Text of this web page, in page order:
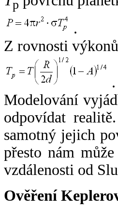
p
.
Z rovnosti
.
Modelování
odpovídat
samotný jejich
přesto nám
vzdálenosti od
Ověření